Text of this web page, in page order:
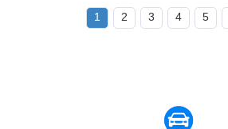
1 2 3 4 5